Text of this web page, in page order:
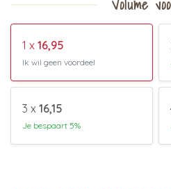
Volume
1 x 16,95
Ik wil geen voordeel
3 x 16,15
Je bespaart 5%